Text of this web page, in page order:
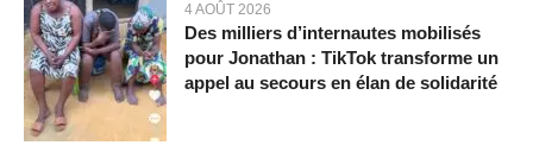
4 AOÛT 2026
Des milliers d’internautes mobilisés
pour Jonathan : TikTok transforme un
appel au secours en élan de solidarité